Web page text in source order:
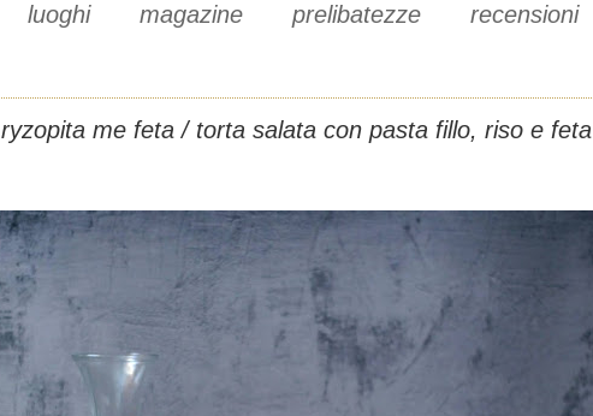
luoghi magazine prelibatezze recensioni
ryzopita me feta / torta salata con pasta fillo, riso e feta